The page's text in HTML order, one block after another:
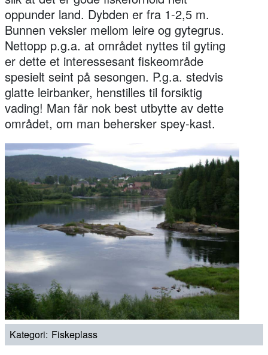
oppunder land. Dybden er fra 1-2,5 m.
Bunnen veksler mellom leire og gytegrus.
Nettopp p.g.a. at området nyttes til gyting
er dette et interessesant fiskeområde
spesielt seint på sesongen. P.g.a. stedvis
glatte leirbanker, henstilles til forsiktig
vading! Man får nok best utbytte av dette
området, om man behersker spey-kast.
Kategori Fiskeplass